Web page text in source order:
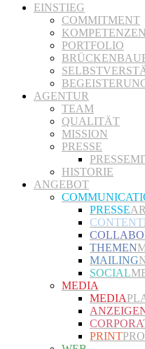
EINSTIEG
COMMITMENT
KOMPETENZEN
PORTFOLIO
AGENTUR
TEAM
QUALITÄT
MISSION
PRESSE
HISTORIE
ANGEBOT
PRESSE
CONTENT
THEMEN
MAILING
SOCIAL
MEDIA
MEDIA
PRINT